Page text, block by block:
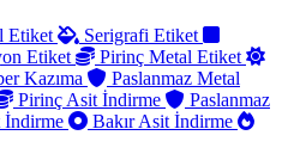
Etiket
Serigrafi Etiket
Etiket
Pirinç Metal Etiket
Kazıma
Paslanmaz Metal
Pirinç Asit İndirme
Paslanmaz
Bakır Asit İndirme